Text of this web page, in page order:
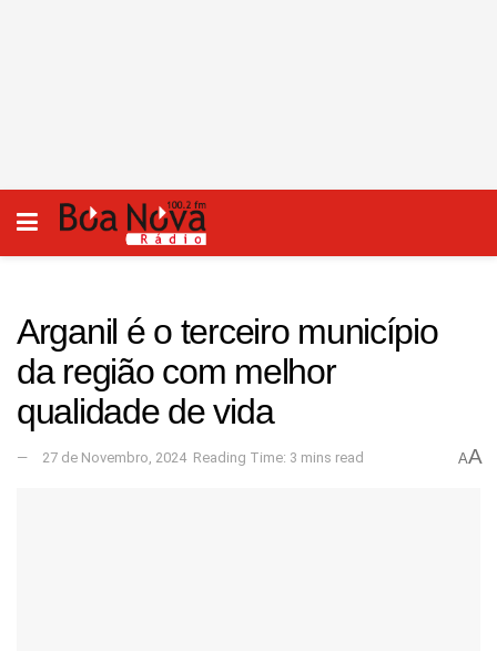
Arganil é o terceiro município
da região com melhor
qualidade de vida
27 de Novembro, 2024 Reading Time: 3 mins read AA